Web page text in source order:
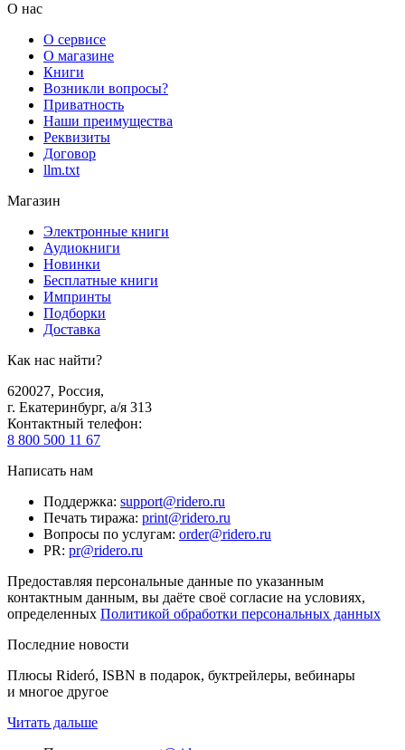
О нас
О сервисе
О магазине
Книги
Возникли вопросы?
Приватность
Наши преимущества
Реквизиты
Договор
llm.txt
Магазин
Электронные книги
Аудиокниги
Новинки
Бесплатные книги
Импринты
Подборки
Доставка
Как нас найти?
620027, Россия,
г. Екатеринбург, а/я 313
Контактный телефон:
8 800 500 11 67
Написать нам
Поддержка: support@ridero.ru
Печать тиража: print@ridero.ru
Вопросы по услугам: order@ridero.ru
PR: pr@ridero.ru
Предоставляя персональные данные по указанным
контактным данным, вы даёте своё согласие на условиях,
определенных Политикой обработки персональных данных
Последние новости
Плюсы Rideró, ISBN в подарок, буктрейлеры, вебинары
и многое другое
Читать дальше